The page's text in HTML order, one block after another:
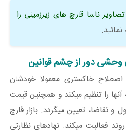
تصاویر ناسا قارچ های زیرزمینی را
نمائید.
وحشی دور از چشم قوانین
اصطلاح خاکستری معمولا خودشان
آنها را تنظیم میکند و همچنین قیمت
تعیین میگردد. بازار قارچ
فعالیت میکند. نهادهای نظارتی